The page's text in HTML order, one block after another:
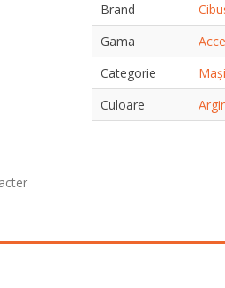
Brand
Gama
Categorie
Culoare